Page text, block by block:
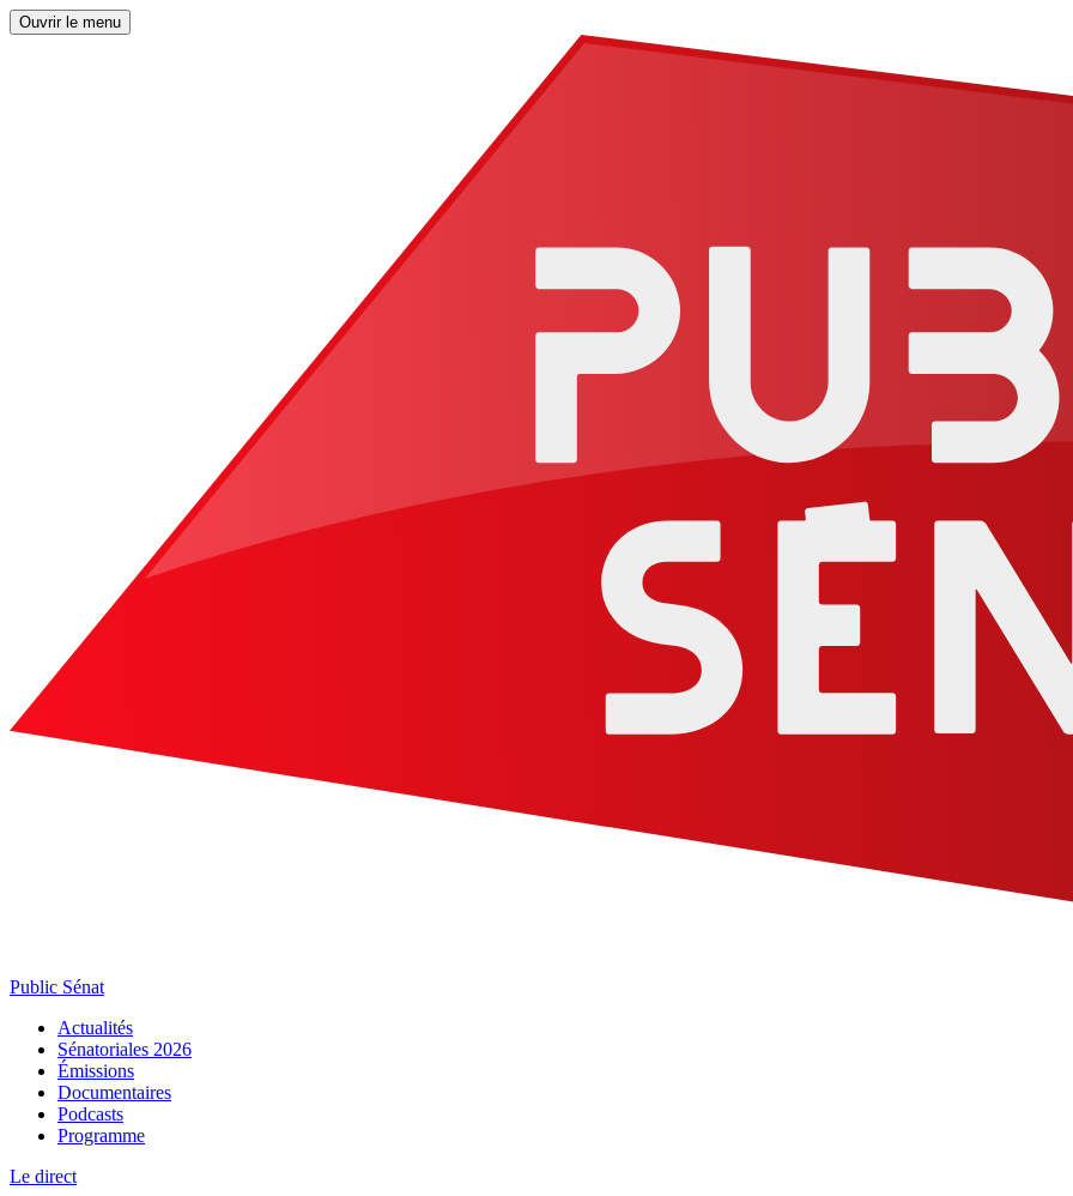
Ouvrir le menu
Public Sénat
Actualités
Sénatoriales 2026
Émissions
Documentaires
Podcasts
Programme
Le direct